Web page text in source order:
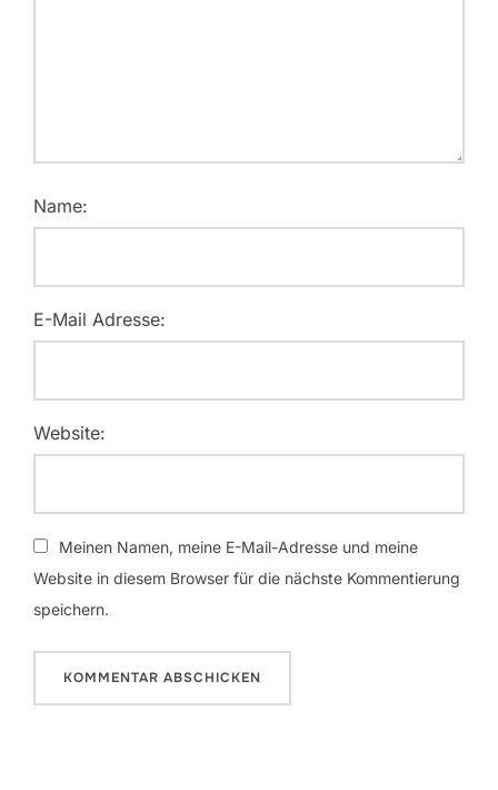
Name:
E-Mail Adresse:
Website:
Meinen Namen, meine E-Mail-Adresse und meine
Website in diesem Browser für die nächste Kommentierung
speichern.